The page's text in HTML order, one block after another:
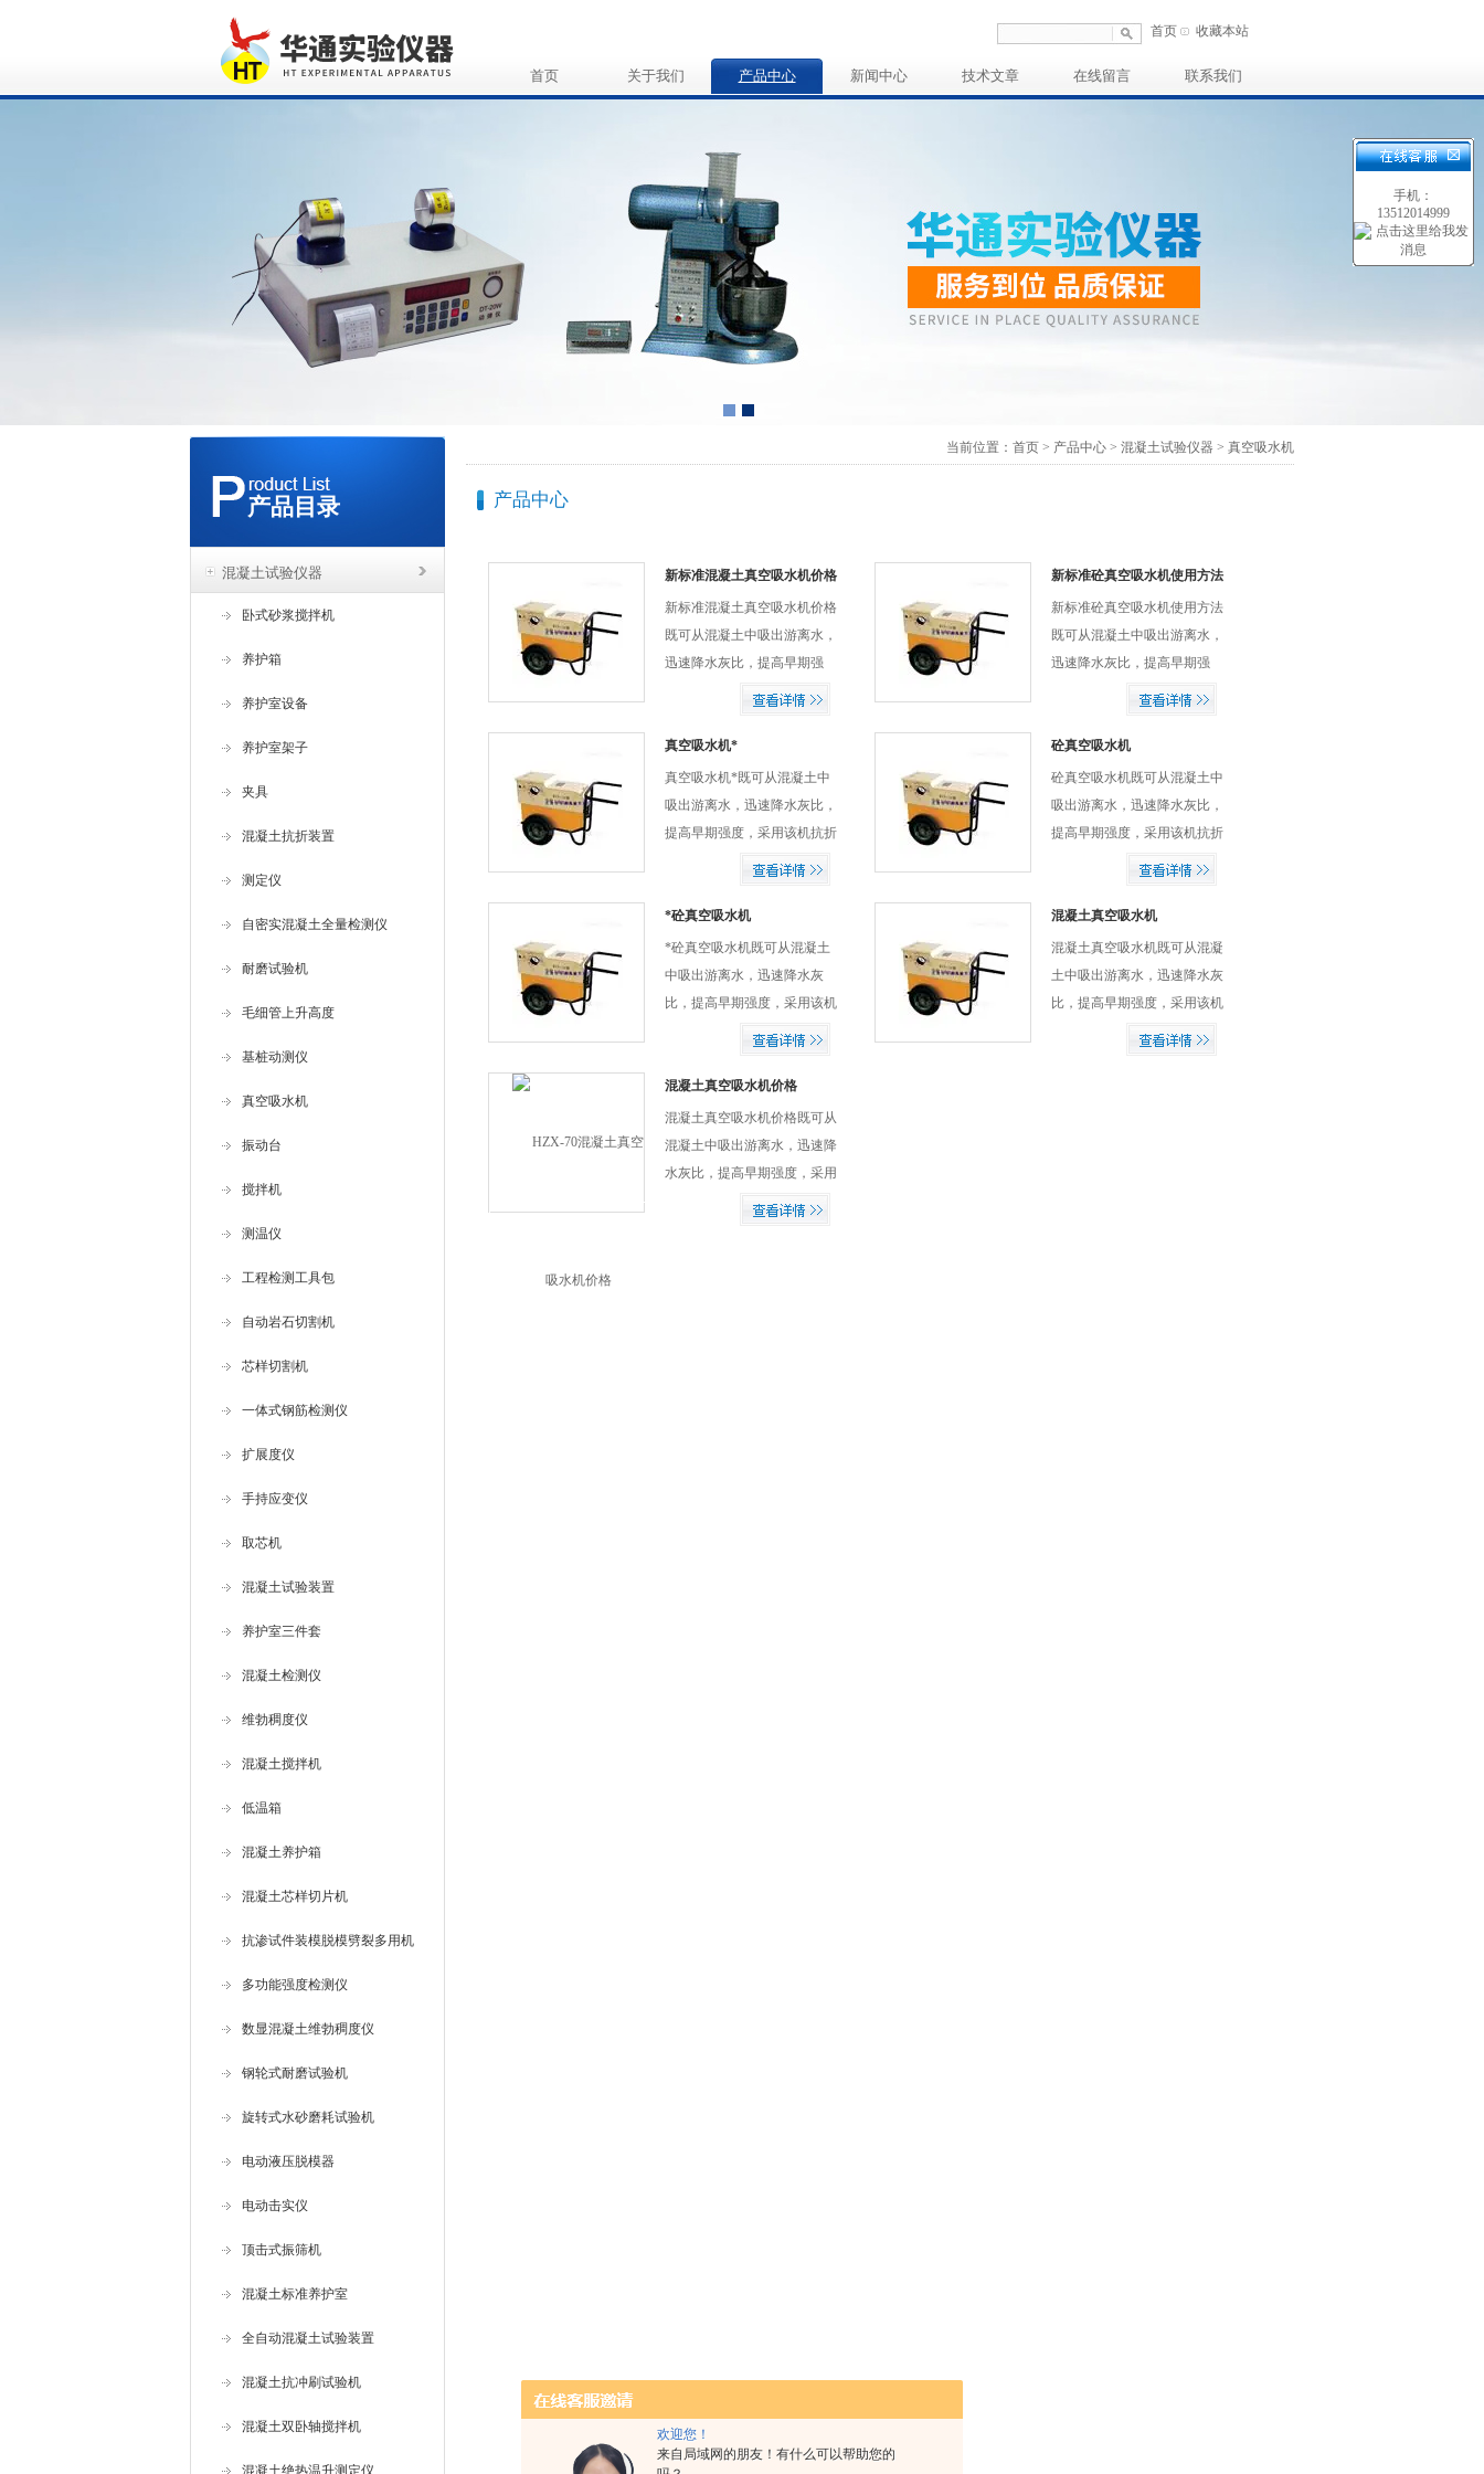
欢迎您！
来自局域网的朋友！有什么可以帮助您的
首页 收藏本站
首页 关于我们 产品中心 新闻中心 技术文章 在线留言 联系我们
产品目录
混凝土试验仪器
卧式砂浆搅拌机
养护箱
养护室设备
养护室架子
夹具
混凝土抗折装置
测定仪
自密实混凝土全量检测仪
耐磨试验机
毛细管上升高度
基桩动测仪
真空吸水机
振动台
搅拌机
测温仪
工程检测工具包
自动岩石切割机
芯样切割机
一体式钢筋检测仪
扩展度仪
手持应变仪
取芯机
混凝土试验装置
养护室三件套
混凝土检测仪
维勃稠度仪
混凝土搅拌机
低温箱
混凝土养护箱
混凝土芯样切片机
抗渗试件装模脱模劈裂多用机
多功能强度检测仪
数显混凝土维勃稠度仪
钢轮式耐磨试验机
旋转式水砂磨耗试验机
电动液压脱模器
电动击实仪
顶击式振筛机
混凝土标准养护室
全自动混凝土试验装置
混凝土抗冲刷试验机
混凝土双卧轴搅拌机
混凝土绝热温升测定仪
当前位置： 首页 > 产品中心 > 混凝土试验仪器 > 真空吸水机
产品中心
新标准混凝土真空吸水机价格
新标准混凝土真空吸水机价格
既可从混凝土中吸出游离水，
迅速降水灰比，提高早期强
度，采用该机抗折强度提高２
４％，可节约工程造价２０－
２５％，混凝土结构致密，容
量提高，抗冻性提高２－２。
５倍，耐磨性提高１－２倍，
０％，还能减轻气候对施工的
影响。
新标准砼真空吸水机使用方法
新标准砼真空吸水机使用方法
既可从混凝土中吸出游离水，
迅速降水灰比，提高早期强
度，采用该机抗折强度提高２
４％，可节约工程造价２０－
２５％，混凝土结构致密，容
量提高，抗冻性提高２－２。
５倍，耐磨性提高１－２倍，
０％，还能减轻气候对施工的
影响。
真空吸水机*
真空吸水机*既可从混凝土中
吸出游离水，迅速降水灰比，
提高早期强度，采用该机抗折
强度提高２０－６０％，抗压
造价２０－２５％，混凝土结
构致密，容量提高，抗冻性提
高２－２。５倍，耐磨性提高
１－２倍，钢筋握裹力提高２
施工的影响。
砼真空吸水机
砼真空吸水机既可从混凝土中
吸出游离水，迅速降水灰比，
提高早期强度，采用该机抗折
强度提高２０－６０％，抗压
造价２０－２５％，混凝土结
构致密，容量提高，抗冻性提
高２－２。５倍，耐磨性提高
１－２倍，钢筋握裹力提高２
*砼真空吸水机
*砼真空吸水机既可从混凝土
中吸出游离水，迅速降水灰
比，提高早期强度，采用该机
抗折强度提高２０－６０％，
工程造价２０－２５％，混凝
土结构致密，容量提高，抗冻
性提高２－２。５倍，耐磨性
提高１－２倍，钢筋握裹力提
混凝土真空吸水机
混凝土真空吸水机既可从混凝
土中吸出游离水，迅速降水灰
比，提高早期强度，采用该机
抗折强度提高２０－６０％，
混凝土真空吸水机价格
混凝土真空吸水机价格既可从
混凝土中吸出游离水，迅速降
水灰比，提高早期强度，采用
该机抗折强度提高２０－６
手机：
13512014999